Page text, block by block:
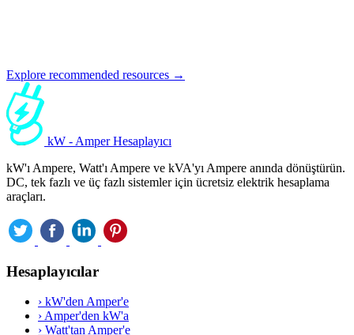
Explore recommended resources →
kW - Amper Hesaplayıcı
kW'ı Ampere, Watt'ı Ampere ve kVA'yı Ampere anında dönüştürün.
DC, tek fazlı ve üç fazlı sistemler için ücretsiz elektrik hesaplama
araçları.
Hesaplayıcılar
› kW'den Amper'e
› Amper'den kW'a
› Watt'tan Amper'e